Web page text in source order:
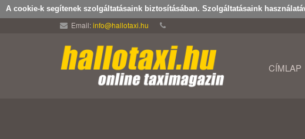
A cookie-k segítenek szolgáltatásaink biztosításában. Szolgáltatásaink
Email:info@hallotaxi.hu
CÍMLAP